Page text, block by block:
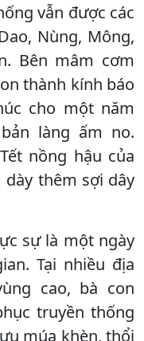
vẫn được các
Nùng, Mông,
Bên mâm cơm
thành kính báo
cho một năm
làng ấm no.
nồng hậu của
thêm sợi dây
sự là một ngày
Tại nhiều địa
cao, bà con
truyền thống
múa khèn, thổi